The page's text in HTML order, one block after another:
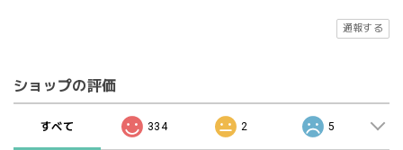
通報する
ショップの評価
すべて 334 2 5